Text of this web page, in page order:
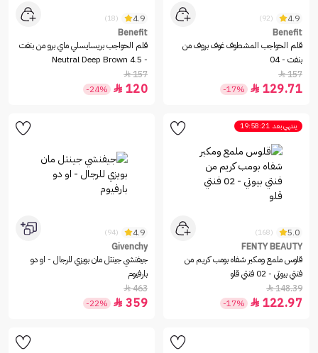
4.9
(92)
Benefit
قلم الحواجب المشطوف غوف بروف من
بنفت - 04
157

129.71

-17%
4.9
(18)
Benefit
قلم الحواجب بريسايسلي ماي برو من بنفت
- 4.5 Neutral Deep Brown
157

120

-24%
ينتهي بعد 19:58:21
5.0
(168)
FENTY BEAUTY
قلوس ملمع ومكبر شفاه بومب كريم من
فنتي بيوتي - 02 فنتي قلو
148.39

122.97

-17%
4.9
(94)
Givenchy
جيفنشي جينتل مان بويزي للرجال - او دو
بارفيوم
463

359

-22%